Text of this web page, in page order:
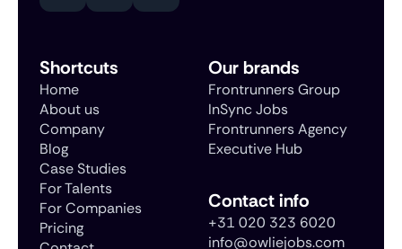
Shortcuts
Home
About us
Company
Blog
Case Studies
For Talents
For Companies
Pricing
Our brands
Frontrunners Group
InSync Jobs
Frontrunners Agency
Executive Hub
Contact info
+31 020 323 6020
info@owliejobs.com